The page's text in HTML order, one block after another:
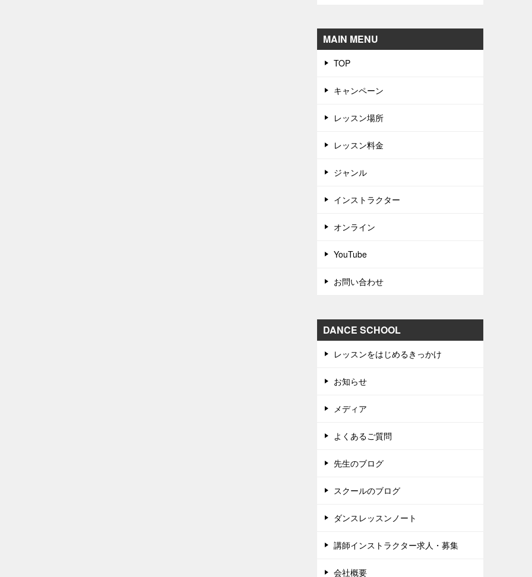
MAIN MENU
TOP
キャンペーン
レッスン場所
レッスン料金
ジャンル
インストラクター
オンライン
YouTube
お問い合わせ
DANCE SCHOOL
レッスンをはじめるきっかけ
お知らせ
メディア
よくあるご質問
先生のブログ
スクールのブログ
ダンスレッスンノート
講師インストラクター求人・募集
会社概要